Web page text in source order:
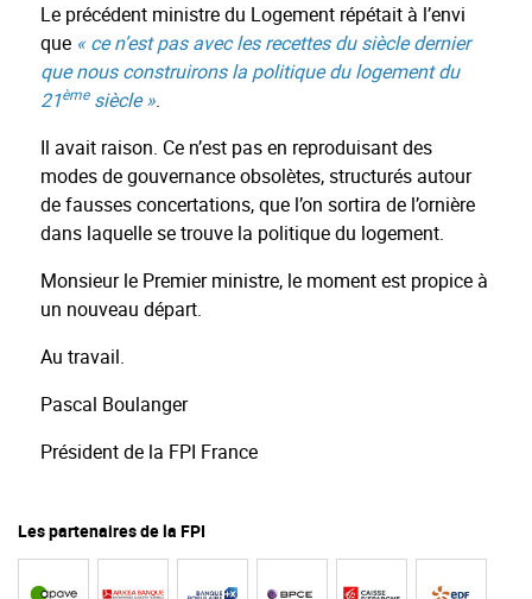
Le précédent ministre du Logement répétait à l’envi
que « ce n’est pas avec les recettes du siècle dernier
que nous construirons la politique du logement du
21èmesiècle ».
Il avait raison. Ce n’est pas en reproduisant des
modes de gouvernance obsolètes, structurés autour
de fausses concertations, que l’on sortira de l’ornière
dans laquelle se trouve la politique du logement.
Monsieur le Premier ministre, le moment est propice à
un nouveau départ.
Au travail.
Pascal Boulanger
Président de la FPI France
Les partenaires de la FPI